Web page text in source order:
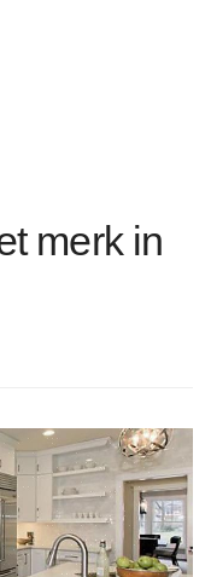
merk in